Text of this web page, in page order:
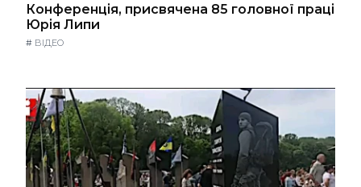
Конференція, присвячена 85 головної праці
Юрія Липи
# ВІДЕО